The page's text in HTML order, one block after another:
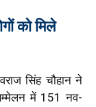
को मिले
सिंह चौहान ने
में 151 नव-